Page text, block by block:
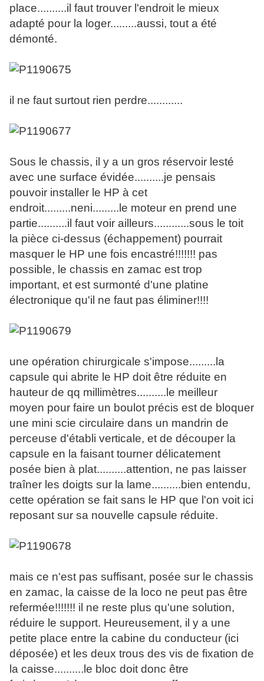
place..........il faut trouver l'endroit le mieux
adapté pour la loger.........aussi, tout a été
démonté.
il ne faut surtout rien perdre............
Sous le chassis, il y a un gros réservoir lesté
avec une surface évidée..........je pensais
pouvoir installer le HP à cet
endroit.........neni.........le moteur en prend une
partie..........il faut voir ailleurs............sous le toit
la pièce ci-dessus (échappement) pourrait
masquer le HP une fois encastré!!!!!!! pas
possible, le chassis en zamac est trop
important, et est surmonté d'une platine
électronique qu'il ne faut pas éliminer!!!!
une opération chirurgicale s'impose.........la
capsule qui abrite le HP doit être réduite en
hauteur de qq millimètres..........le meilleur
moyen pour faire un boulot précis est de bloquer
une mini scie circulaire dans un mandrin de
perceuse d'établi verticale, et de découper la
capsule en la faisant tourner délicatement
posée bien à plat..........attention, ne pas laisser
traîner les doigts sur la lame..........bien entendu,
cette opération se fait sans le HP que l'on voit ici
reposant sur sa nouvelle capsule réduite.
mais ce n'est pas suffisant, posée sur le chassis
en zamac, la caisse de la loco ne peut pas être
refermée!!!!!!! il ne reste plus qu'une solution,
réduire le support. Heureusement, il y a une
petite place entre la cabine du conducteur (ici
déposée) et les deux trous des vis de fixation de
la caisse..........le bloc doit donc être